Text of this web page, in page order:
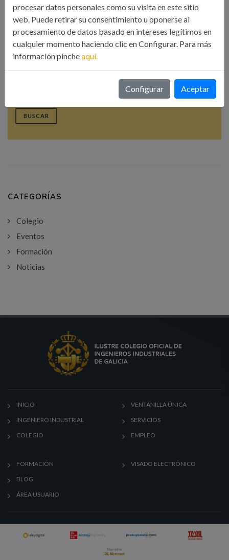
BUSCAR
CATEGORÍAS
Colegio
Eventos
Formación
Noticias
INICIO
INGENIERO INDUSTRIAL
COLEGIO
VENTANILLA ÚNICA
SERVICIOS
EMPLEO
FORMACIÓN
BLOG
ÁREA USUARIO
VISADO ELECTRÓNICO
procesar datos personales como su visita en este sitio
web. Puede retirar su consentimiento u oponerse al
procesamiento de datos basado en intereses legítimos en
cualquier momento haciendo clic en Configurar. Para más
información pincheaquí.
Configurar Aceptar